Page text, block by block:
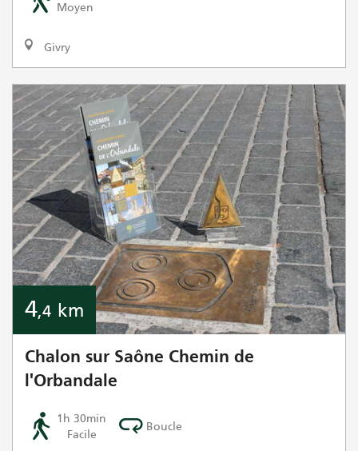
Moyen
Givry
4,4 km
Chalon sur Saône Chemin de
l'Orbandale
1h 30min
Facile
Boucle